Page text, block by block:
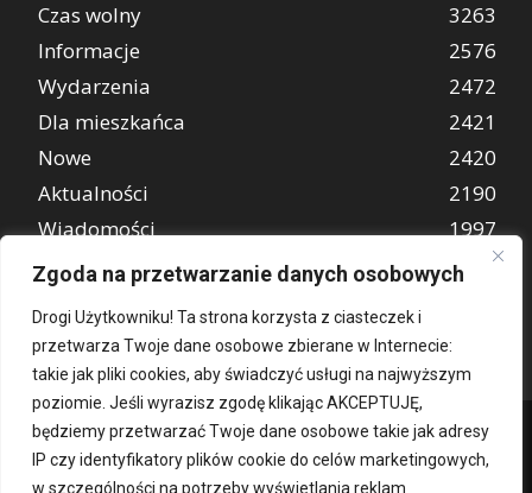
Zgoda na przetwarzanie danych osobowych
Drogi Użytkowniku! Ta strona korzysta z ciasteczek i
przetwarza Twoje dane osobowe zbierane w Internecie:
takie jak pliki cookies, aby świadczyć usługi na najwyższym
poziomie. Jeśli wyrazisz zgodę klikając AKCEPTUJĘ,
będziemy przetwarzać Twoje dane osobowe takie jak adresy
IP czy identyfikatory plików cookie do celów marketingowych,
w szczególności na potrzeby wyświetlania reklam
Czas wolny
3263
Informacje
2576
Wydarzenia
2472
Dla mieszkańca
2421
Nowe
2420
Aktualności
2190
Wiadomości
1997
REKLAMA
849